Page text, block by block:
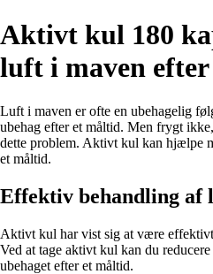
Aktivt kul 180
luft i maven
Luft i maven er ofte en ubehagelig
ubehag efter et måltid. Men frygt
dette problem. Aktivt kul kan hjælpe
et måltid.
Effektiv behandling af
Aktivt kul har vist sig at være
Ved at tage aktivt kul kan du
ubehaget efter et måltid.